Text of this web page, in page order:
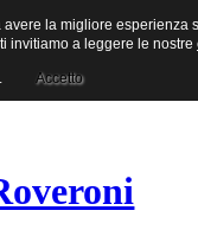
la migliore
invitiamo a leggere le nostre
Accetto